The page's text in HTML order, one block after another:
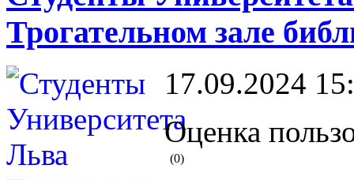
Трогательном зале
17.09.2024
Оценка
(0)